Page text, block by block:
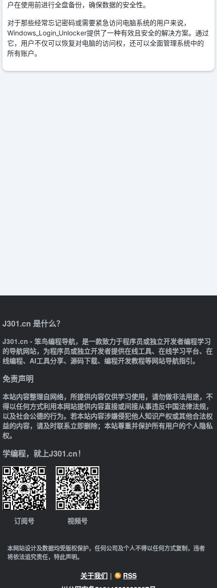
户在使用前进行全盘备份，确保数据的安全性。
对于那些经常忘记密码或需要紧急访问电脑系统的用户来说，
Windows_Login_Unlocker提供了一种有效且安全的解决方案。通过
它，用户不仅可以恢复对电脑的访问权，还可以全面管理系统中的
所有账户。
J301.cn 是什么？
J301.cn - 笨鸟编程导航，是一款致力于程序员或独立开发者编程学习
的导航网站，为程序员或独立开发者提供在线工具、在线学习平台、在
线编程、AI工具分享、源码下载、编程开发教程等网站导航指引。
免责声明
本站内容整理自网络，所提供内容仅供学习使用，请勿做非法用途，不
得以任何方式利用本网站提供内容直接或间接从事违反中国法律法规，
以及社会公德的行为。若本站内容涉嫌侵犯他人知识产权或其他合法权
益的内容，请及时联系立即删除；本站尊重并保护所有用户的个人隐私
权。
学编程，就上J301.cn！
订阅号 视频号
本网站设计及数据均受版权保护，任何公司及个人不得以任何方式复制，违者
将依法追究责任，特此声明。
关于我们 | RSS